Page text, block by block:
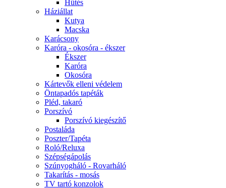
Hűtés
Háziállat
Kutya
Macska
Karácsony
Karóra - okosóra - ékszer
Ékszer
Karóra
Okosóra
Kártevők elleni védelem
Öntapadós tapéták
Pléd, takaró
Porszívó
Porszívó kiegészítő
Postaláda
Poszter/Tapéta
Roló/Reluxa
Szépségápolás
Szúnyogháló - Rovarháló
Takarítás - mosás
TV tartó konzolok